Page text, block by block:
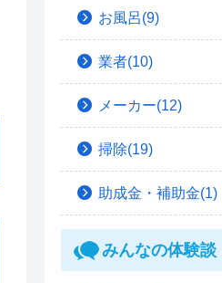
お風呂(9)
業者(10)
メーカー(12)
掃除(19)
助成金・補助金(1)
みんなの体験談